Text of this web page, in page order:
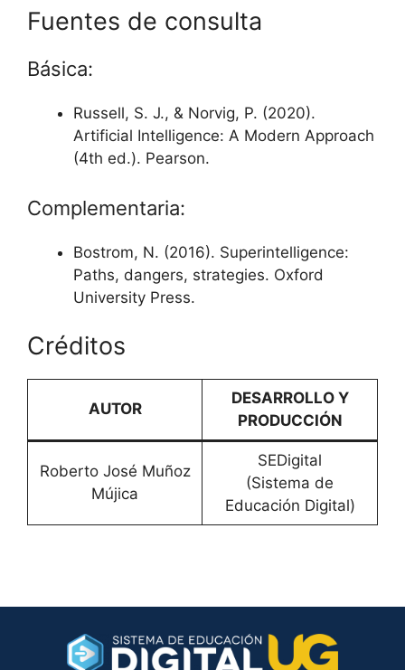
Fuentes de consulta
Básica:
Russell, S. J., & Norvig, P. (2020).
Artificial Intelligence: A Modern Approach
(4th ed.). Pearson.
Complementaria:
Bostrom, N. (2016). Superintelligence:
Paths, dangers, strategies. Oxford
University Press.
Créditos
AUTOR
DESARROLLO Y
PRODUCCIÓN
Roberto José Muñoz
Mújica
SEDigital
(Sistema de
Educación Digital)